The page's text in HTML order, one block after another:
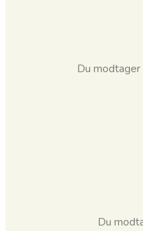
Du
Du